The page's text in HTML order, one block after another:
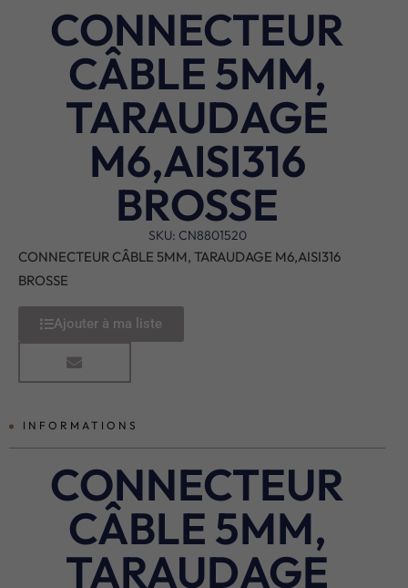
CONNECTEUR
CÂBLE 5MM,
TARAUDAGE
M6,AISI316
BROSSE
SKU: CN8801520
CONNECTEUR CÂBLE 5MM, TARAUDAGE M6,AISI316
BROSSE
Ajouter à ma liste
INFORMATIONS
CONNECTEUR
CÂBLE 5MM,
TARAUDAGE